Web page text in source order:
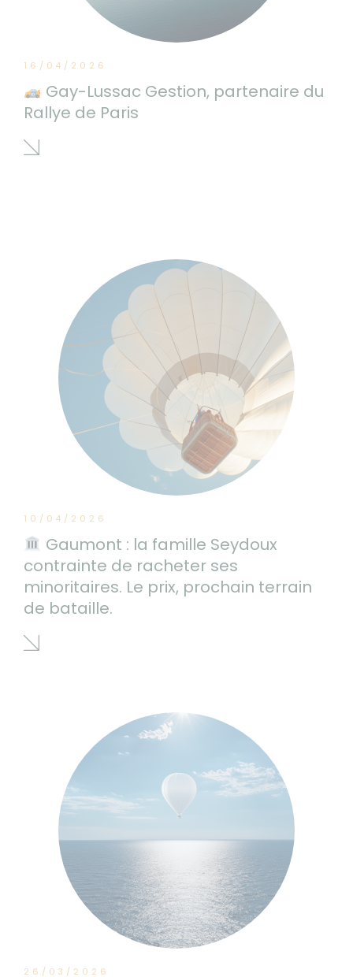
16/04/2026
Gay-Lussac Gestion, partenaire du
Rallye de Paris
10/04/2026
Gaumont : la famille Seydoux
contrainte de racheter ses
minoritaires. Le prix, prochain terrain
de bataille.
26/03/2026